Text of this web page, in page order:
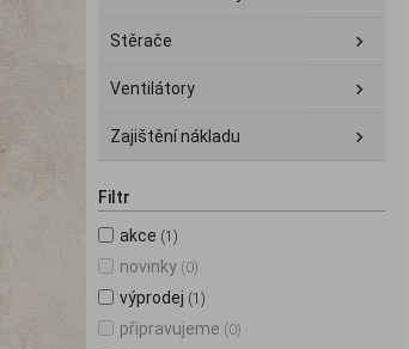
Stěrače
Ventilátory
Zajištění nákladu
Filtr
akce (1)
novinky (0)
výprodej (1)
připravujeme (0)